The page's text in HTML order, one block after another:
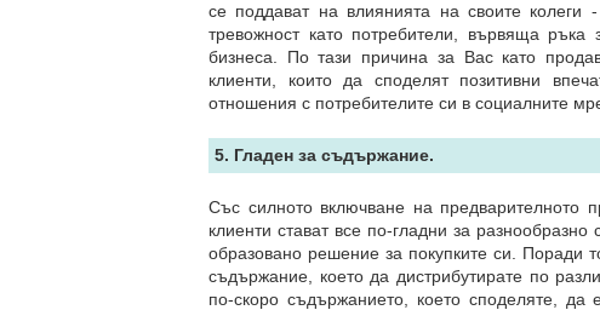
се поддават на влиянията на своите колеги
тревожност като потребители, вървяща
бизнеса. По тази причина за Вас като
клиенти, които да споделят позитивни
отношения с потребителите си в социалните
5. Гладен за съдържание.
Със силното включване на предварителното
клиенти стават все по-гладни за
образовано решение за покупките си. Поради
съдържание, което да дистрибутирате по
по-скоро съдържанието, което споделяте, да